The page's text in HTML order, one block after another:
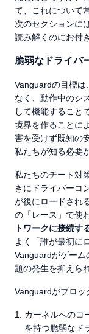
て、これについて
次のセクションに
読み解くのにお付
脆弱なドライバ
Vanguardの目標は
なく、動作中のシ
して機能すること
境界を作ることに
害を受けず既知の
私たちが知る必要
私たちのチート対
きにドライバーコ
が後にロードされ
の「レース」で使
トワークに接続す
よく「誰が最初に
Vanguardがゲーム
題の発生を抑えら
Vanguardがブロッ
カーネルへのコ
を持つ脆弱なド